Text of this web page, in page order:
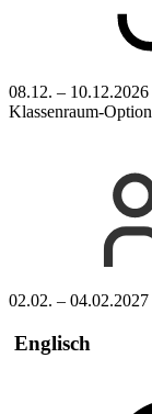
08.12. – 10.12.2026
Klassenraum-
02.02. – 04.02.2027
Englisch